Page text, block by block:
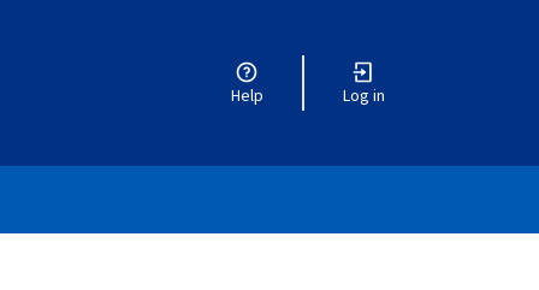
Help Log in